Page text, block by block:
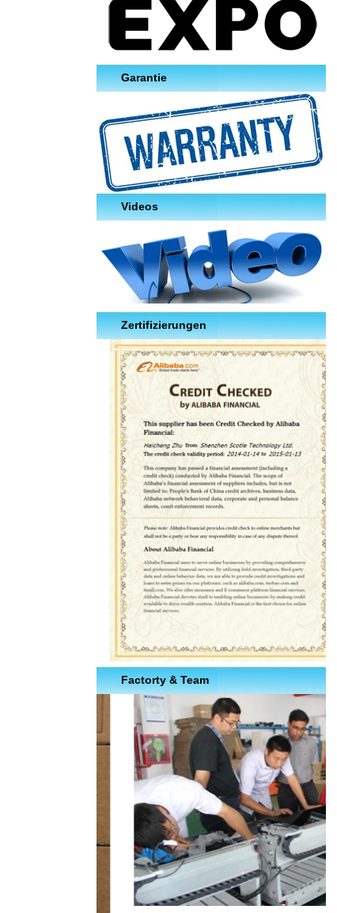
Garantie
Videos
Zertifizierungen
Factorty & Team